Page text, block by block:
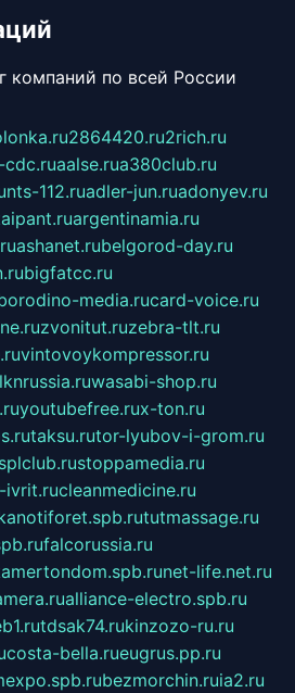
компаний по всей России
2864420.ru2rich.ru
cdc.ruaalse.rua380club.ru
112.ruadler-jun.ruadonyev.ru
argentinamia.ru
ashanet.rubelgorod-day.ru
bigfatcc.ru
media.rucard-voice.ru
zvonitut.ruzebra-tlt.ru
vintovoykompressor.ru
wasabi-shop.ru
youtubefree.rux-ton.ru
taksu.rutor-lyubov-i-grom.ru
splclub.rustoppamedia.ru
ivrit.rucleanmedicine.ru
tutmassage.ru
falcorussia.ru
net-life.net.ru
alliance-electro.spb.ru
tdsak74.rukinzozo-ru.ru
costa-bella.rueugrus.pp.ru
bezmorchin.ruia2.ru